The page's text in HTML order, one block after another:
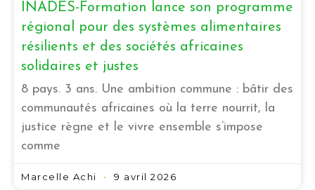
INADES-Formation lance son programme
régional pour des systèmes alimentaires
résilients et des sociétés africaines
solidaires et justes
8 pays. 3 ans. Une ambition commune : bâtir des
communautés africaines où la terre nourrit, la
justice règne et le vivre ensemble s’impose
comme
Marcelle Achi 9 avril 2026